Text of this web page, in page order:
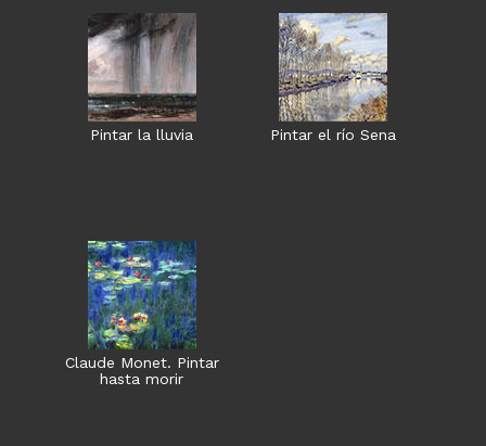
Pintar la lluvia Pintar el río Sena
Claude Monet. Pintar
hasta morir